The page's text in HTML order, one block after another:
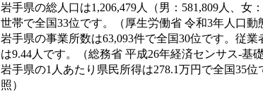
岩手県の総人口は1,206,479人（男：581,809人、女
世帯で全国33位です。（厚生労働省 令和3年人口動
岩手県の事業所数は63,093件で全国30位です。従
は9.44人です。（総務省 平成26年経済センサス‐基
岩手県の1人あたり県民所得は278.1万円で全国35
照）